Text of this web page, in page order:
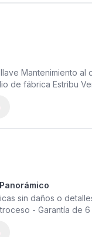
Mantenimiento
de fábrica Estribu
Aceptamos
sin daños o
- Garantía de